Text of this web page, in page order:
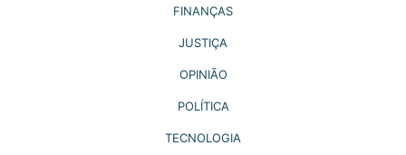
FINANÇAS
JUSTIÇA
OPINIÃO
POLÍTICA
TECNOLOGIA